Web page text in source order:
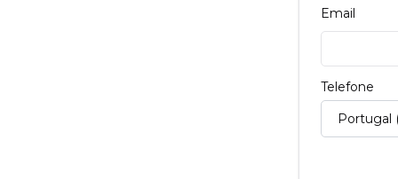
Email
Telefone
Portugal